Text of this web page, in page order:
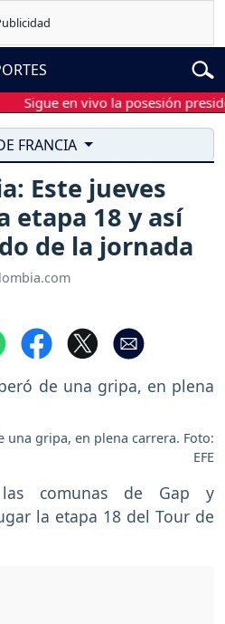
en vivo la posesión
FRANCIA
Este jueves
etapa 18 y así
de la jornada
una gripa, en plena carrera. Foto:
EFE
comunas de Gap y
la etapa 18 del Tour de